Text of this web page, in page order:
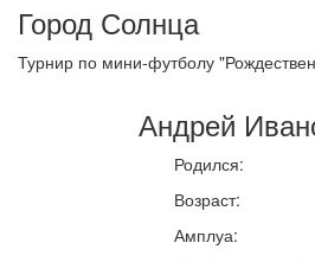
Город Солнца
Турнир по мини-футболу
Андрей
Родился:
Возраст:
Амплуа: